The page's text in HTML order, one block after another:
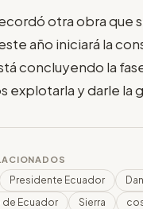
otra obra que
año iniciará la
concluyendo la
explotarla y darle la
Presidente Ecuador
de Ecuador
Sierra